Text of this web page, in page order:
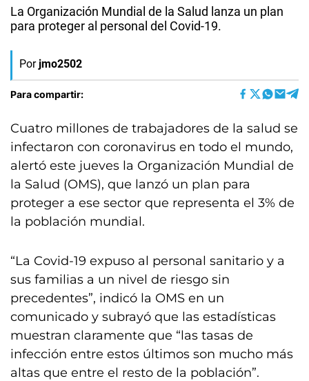
La Organización Mundial de la Salud lanza un plan
para proteger al personal del Covid-19.
Por jmo2502
Para compartir:
Cuatro millones de trabajadores de la salud se
infectaron con coronavirus en todo el mundo,
alertó este jueves la Organización Mundial de
la Salud (OMS), que lanzó un plan para
proteger a ese sector que representa el 3% de
la población mundial.
“La Covid-19 expuso al personal sanitario y a
sus familias a un nivel de riesgo sin
precedentes”, indicó la OMS en un
comunicado y subrayó que las estadísticas
muestran claramente que “las tasas de
infección entre estos últimos son mucho más
altas que entre el resto de la población”.